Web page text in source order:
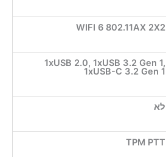
WIFI 6 802.11AX 2X2
1xUSB 2.0, 1xUSB 3.2 Gen 1,
1xUSB-C 3.2 Gen 1
לא
TPM PTT